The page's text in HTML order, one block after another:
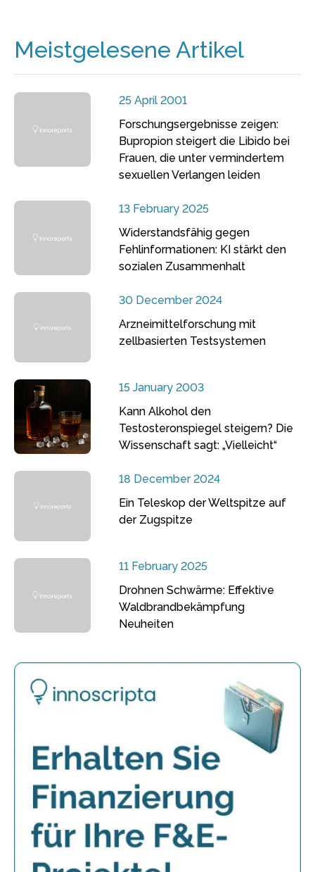
Meistgelesene Artikel
25 April 2001
Forschungsergebnisse zeigen:
Bupropion steigert die Libido bei
Frauen, die unter vermindertem
sexuellen Verlangen leiden
13 February 2025
Widerstandsfähig gegen
Fehlinformationen: KI stärkt den
sozialen Zusammenhalt
30 December 2024
Arzneimittelforschung mit
zellbasierten Testsystemen
15 January 2003
Kann Alkohol den
Testosteronspiegel steigern? Die
Wissenschaft sagt: „Vielleicht“
18 December 2024
Ein Teleskop der Weltspitze auf
der Zugspitze
11 February 2025
Drohnen Schwärme: Effektive
Waldbrandbekämpfung
Neuheiten